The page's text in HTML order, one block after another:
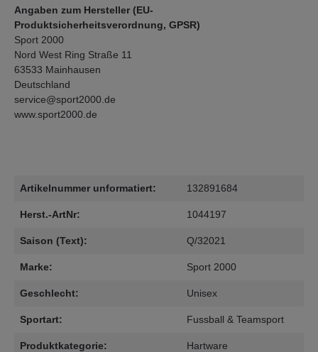
Angaben zum Hersteller (EU-
Produktsicherheitsverordnung, GPSR)
Sport 2000
Nord West Ring Straße 11
63533 Mainhausen
Deutschland
service@sport2000.de
www.sport2000.de
Artikelnummer unformatiert: 132891684
Herst.-ArtNr: 1044197
Saison (Text): Q/32021
Marke: Sport 2000
Geschlecht: Unisex
Sportart: Fussball & Teamsport
Produktkategorie: Hartware